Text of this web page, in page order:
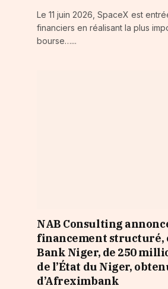
Le 11 juin 2026, SpaceX est
financiers en réalisant la plus
bourse…...
NAB Consulting
financement structuré,
Bank Niger, de 250
de l’État du Niger,
d’Afreximbank